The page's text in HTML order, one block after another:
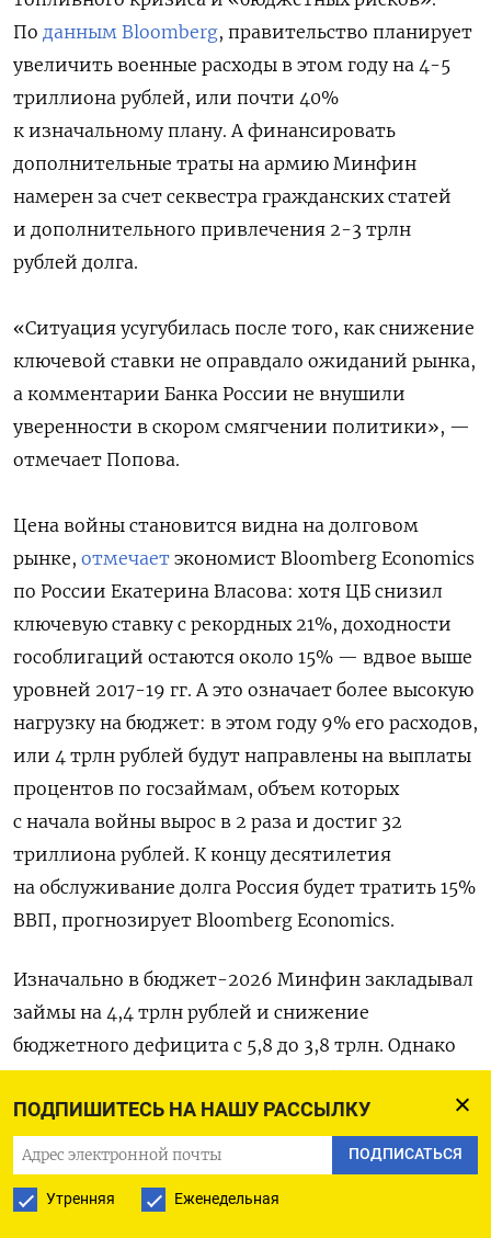
ПОДПИШИТЕСЬ НА НАШУ РАССЫЛКУ
ПОДПИСАТЬСЯ
Утренняя Еженедельная
По данным Bloomberg, правительство планирует
увеличить военные расходы в этом году на 4-5
триллиона рублей, или почти 40%
к изначальному плану. А финансировать
дополнительные траты на армию Минфин
намерен за счет секвестра гражданских статей
и дополнительного привлечения 2-3 трлн
рублей долга.
«Ситуация усугубилась после того, как снижение
ключевой ставки не оправдало ожиданий рынка,
а комментарии Банка России не внушили
уверенности в скором смягчении политики», —
отмечает Попова.
Цена войны становится видна на долговом
рынке, отмечает экономист Bloomberg Economics
по России Екатерина Власова: хотя ЦБ снизил
ключевую ставку с рекордных 21%, доходности
гособлигаций остаются около 15% — вдвое выше
уровней 2017-19 гг. А это означает более высокую
нагрузку на бюджет: в этом году 9% его расходов,
или 4 трлн рублей будут направлены на выплаты
процентов по госзаймам, объем которых
с начала войны вырос в 2 раза и достиг 32
триллиона рублей. К концу десятилетия
на обслуживание долга Россия будет тратить 15%
ВВП, прогнозирует Bloomberg Economics.
Изначально в бюджет-2026 Минфин закладывал
займы на 4,4 трлн рублей и снижение
бюджетного дефицита с 5,8 до 3,8 трлн. Однако
превысила годовой план и оказалась вдвое выше,
чем годом ранее — 6 трлн рублей.
Бюджетный риск «уже реализуется», заявила